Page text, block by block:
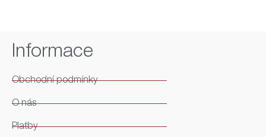
Informace
Obchodní podmínky
O nás
Platby